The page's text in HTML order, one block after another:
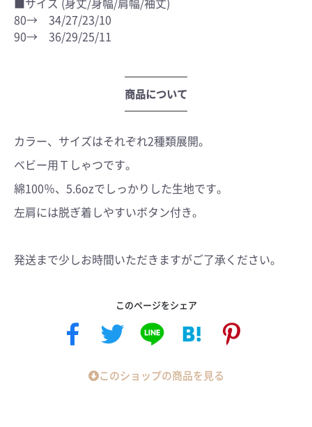
80→ 34/27/23/10
90→ 36/29/25/11
商品について
カラー、サイズはそれぞれ2種類展開。
ベビー用Ｔしゃつです。
綿100％、5.6ozでしっかりした生地です。
左肩には脱ぎ着しやすいボタン付き。
発送まで少しお時間いただきますがご了承ください。
このページをシェア
このショップの商品を見る